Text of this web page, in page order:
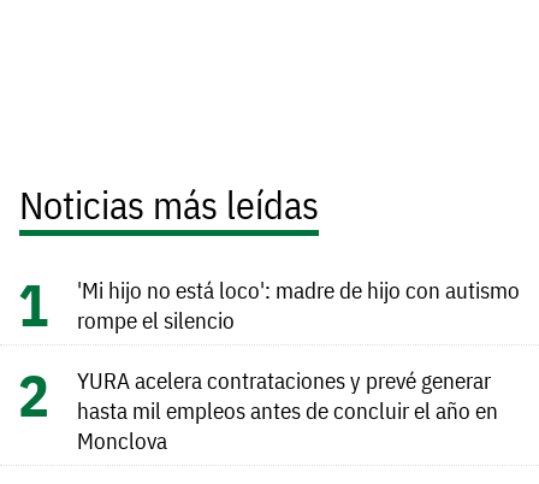
Noticias más leídas
'Mi hijo no está loco': madre de hijo con autismo
rompe el silencio
YURA acelera contrataciones y prevé generar
hasta mil empleos antes de concluir el año en
Monclova